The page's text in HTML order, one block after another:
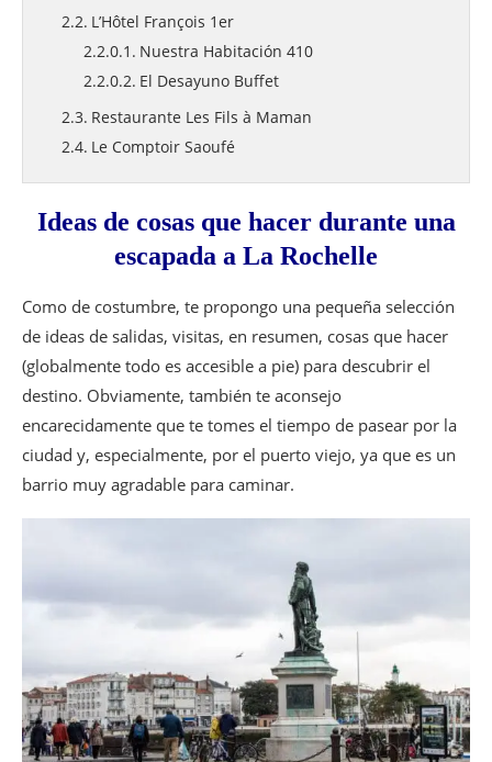
L’Hôtel François 1er
Nuestra Habitación 410
El Desayuno Buffet
Restaurante Les Fils à Maman
Le Comptoir Saoufé
Ideas de cosas que hacer durante una
escapada a La Rochelle
Como de costumbre, te propongo una pequeña selección
de ideas de salidas, visitas, en resumen, cosas que hacer
(globalmente todo es accesible a pie) para descubrir el
destino. Obviamente, también te aconsejo
encarecidamente que te tomes el tiempo de pasear por la
ciudad y, especialmente, por el puerto viejo, ya que es un
barrio muy agradable para caminar.